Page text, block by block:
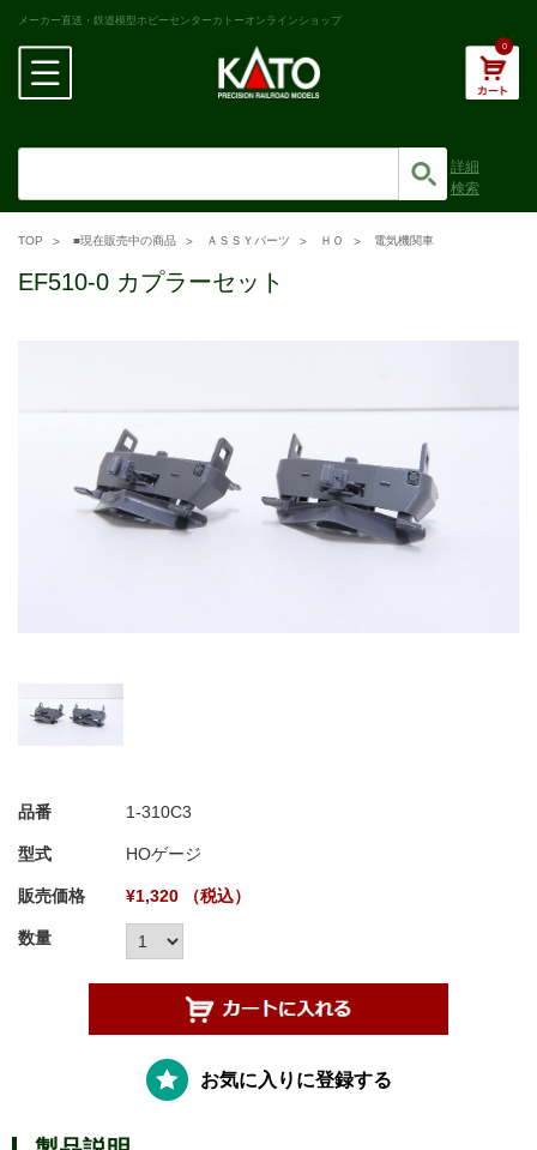
メーカー直送・鉄道模型ホビーセンターカトーオンラインショップ
0
詳細
検索
TOP ■現在販売中の商品 ＡＳＳＹパーツ ＨＯ 電気機関車
EF510-0 カプラーセット
品番 1-310C3
型式 HOゲージ
販売価格 ¥1,320 （税込）
数量
お気に入りに登録する